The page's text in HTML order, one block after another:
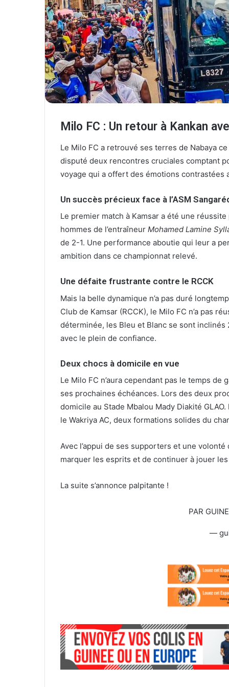
l
Milo FC : Un retour à Kankan
Le Milo FC a retrouvé ses terres de Nabaya
disputé deux rencontres cruciales comptant
voyage qui a offert des émotions contrastées
Un succès précieux face à l’ASM
Le premier match à Kamsar a été une
hommes de l’entraîneur Mohamed Lamine
de 2-1. Une performance aboutie qui leur a
ambition dans ce championnat relevé.
Une défaite frustrante contre le RCCK
Mais la belle dynamique n’a pas duré
Club de Kamsar (RCCK), le Milo FC n’a pas
déterminée, les Bleu et Blanc se sont
avec le plein de confiance.
Deux chocs à domicile en vue
Le Milo FC n’aura cependant pas le temps de
ses prochaines échéances. Lors des deux
domicile au Stade Mbalou Mady Diakité
le Wakriya AC, deux formations solides du
Avec l’appui de ses supporters et une
marquer les esprits et de continuer à jouer
La suite s’annonce palpitante !
PAR
—